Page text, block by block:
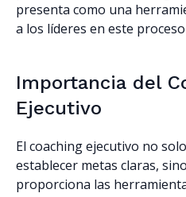
presenta como una
a los líderes en este
Importancia del
Ejecutivo
El coaching ejecutivo no
establecer metas claras,
proporciona las